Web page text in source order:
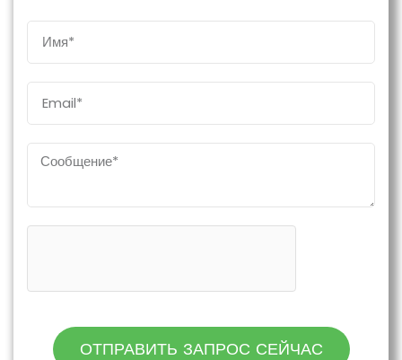
ОТПРАВИТЬ ЗАПРОС СЕЙЧАС